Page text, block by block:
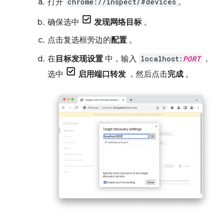
打开
。
确保选中 发现网络目标。
点击复选框旁边的配置 。
在 目标发现设置 中，输入 localhost: PORT ，
选中
启用端口转发 ，然后点击完成 。